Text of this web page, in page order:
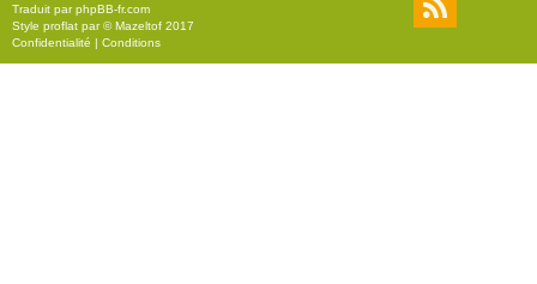
Traduit parphpBB-fr.com
Style proflat par ©Mazeltof 2017
Confidentialité | Conditions